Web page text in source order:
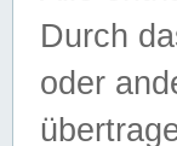
Durch
oder